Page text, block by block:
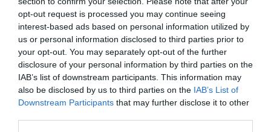
opt-out request is processed you may continue seeing
interest-based ads based on personal information utilized by
us or personal information disclosed to third parties prior to
your opt-out. You may separately opt-out of the further
disclosure of your personal information by third parties on the
IAB’s list of downstream participants. This information may
also be disclosed by us to third parties on the IAB’s List of
Downstream Participants that may further disclose it to other
Următorul articol
România, pe locul 12 la Eurovision. Suedia
a câştigat finala de la Baku
AȚI PUTEA DORI DE
ASEMENEA